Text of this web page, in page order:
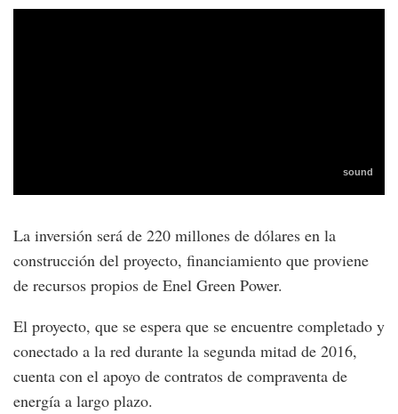
La inversión será de 220 millones de dólares en la
construcción del proyecto, financiamiento que proviene
de recursos propios de Enel Green Power.
El proyecto, que se espera que se encuentre completado y
conectado a la red durante la segunda mitad de 2016,
cuenta con el apoyo de contratos de compraventa de
energía a largo plazo.